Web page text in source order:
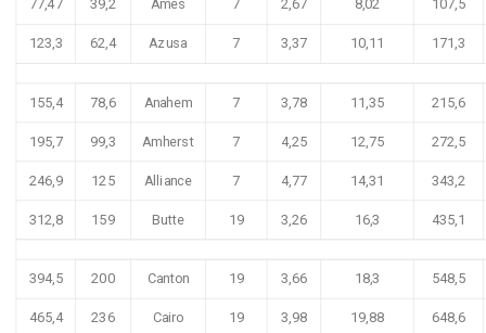
77,47 39,2 Ames 7 2,67 8,02 107,5
123,3 62,4 Azusa 7 3,37 10,11 171,3
155,4 78,6 Anahem 7 3,78 11,35 215,6
195,7 99,3 Amherst 7 4,25 12,75 272,5
246,9 125 Alliance 7 4,77 14,31 343,2
312,8 159 Butte 19 3,26 16,3 435,1
394,5 200 Canton 19 3,66 18,3 548,5
465,4 236 Cairo 19 3,98 19,88 648,6